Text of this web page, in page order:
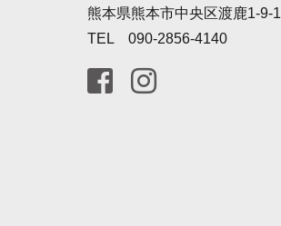
熊本県熊本市中央区渡鹿1-9-1
TEL 090-2856-4140